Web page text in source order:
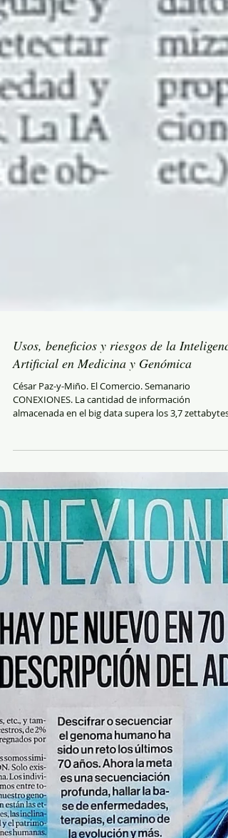
Usos, beneficios y riesgos de la
Artificial en Medicina y Genómica
CONEXIONES. La cantidad de información